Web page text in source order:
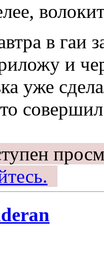
в гаи
и
уже
совершил